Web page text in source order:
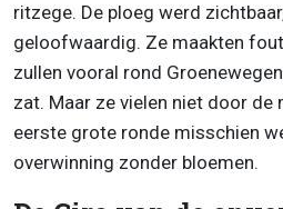
ritzege. De ploeg werd
geloofwaardig. Ze maakten
zullen vooral rond
zat. Maar ze vielen niet door de
eerste grote ronde misschien
overwinning zonder bloemen.